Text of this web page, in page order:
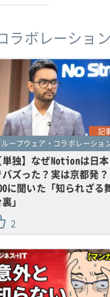
ラボレーショ
記
ループウェア・コラボレーショ
単独】なぜNotionは日本
ズった？実は京都発？
に聞いた「知られざる
」
2